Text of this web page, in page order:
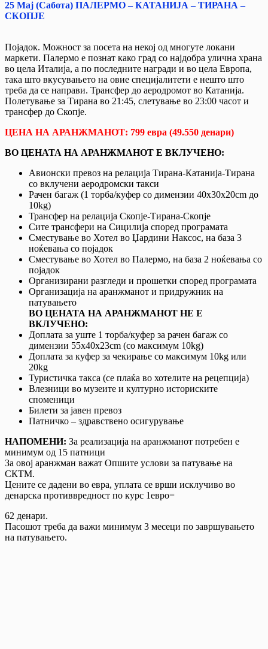
25 Мај (Сабота) ПАЛЕРМО – КАТАНИЈА – ТИРАНА –
СКОПЈЕ
Појадок. Можност за посета на некој од многуте локани
маркети. Палермо е познат како град со најдобра улична храна
во цела Италија, а по последните награди и во цела Европа,
така што вкусувањето на овие специјалитети е нешто што
треба да се направи. Трансфер до аеродромот во Катанија.
Полетување за Тирана во 21:45, слетување во 23:00 часот и
трансфер до Скопје.
ЦЕНА НА АРАНЖМАНОТ: 799 евра (49.550 денари)
ВО ЦЕНАТА НА АРАНЖМАНОТ Е ВКЛУЧЕНО:
Авионски превоз на релација Тирана-Катанија-Тирана
со вклучени аеродромски такси
Рачен багаж (1 торба/куфер со димензии 40х30х20cm до
10kg)
Трансфер на релација Скопје-Тирана-Скопје
Сите трансфери на Сицилија според програмата
Сместување во Хотел во Џардини Наксос, на база 3
ноќевања со појадок
Сместување во Хотел во Палермо, на база 2 ноќевања со
појадок
Организирани разгледи и прошетки според програмата
Организација на аранжманот и придружник на
патувањето
ВО ЦЕНАТА НА АРАНЖМАНОТ НЕ Е
ВКЛУЧЕНО:
Доплата за уште 1 торба/куфер за рачен багаж со
димензии 55х40х23cm (со максимум 10kg)
Доплата за куфер за чекирање со максимум 10kg или
20kg
Туристичка такса (се плаќа во хотелите на рецепција)
Влезници во музеите и културно историските
споменици
Билети за јавен превоз
Патничко – здравствено осигурување
НАПОМЕНИ: За реализација на аранжманот потребен е
минимум од 15 патници
За овој аранжман важат Опшите услови за патување на
СКТМ.
Цените се дадени во евра, уплата се врши исклучиво во
денарска противвредност по курс 1евро=
62 денари.
Пасошот треба да важи минимум 3 месеци по завршувањето
на патувањето.